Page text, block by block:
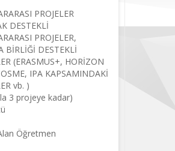
PROJELER
DESTEKLİ
PROJELER,
BİRLİĞİ DESTEKLİ
(ERASMUS+, HORİZON
IPA KAPSAMINDAKİ
vb. )
3 projeye kadar)
Öğretmen